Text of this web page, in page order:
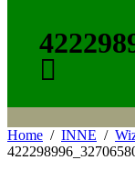
Home INNE